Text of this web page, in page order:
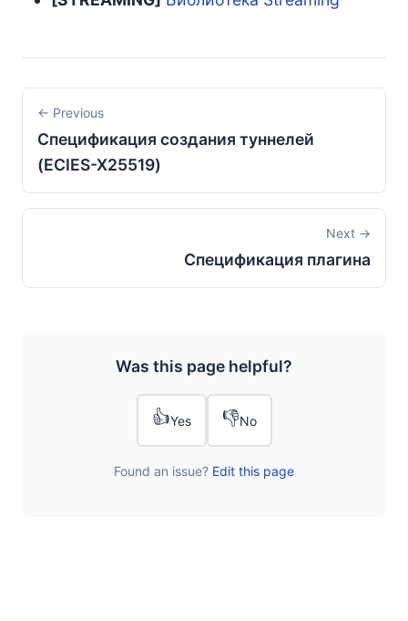
← Previous
Спецификация создания туннелей
(ECIES-X25519)
Next →
Спецификация плагина
Was this page helpful?
👍Yes 👎No
Found an issue? Edit this page